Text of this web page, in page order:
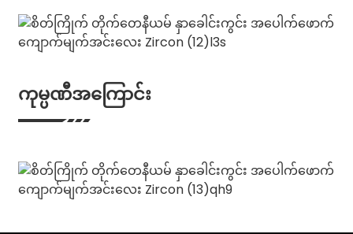
ကုမ္ပဏီအကြောင်း